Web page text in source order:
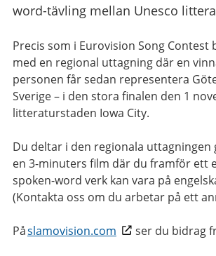
word-tävling mellan Unesco
Precis som i Eurovision Song Contest
med en regional uttagning där en
personen får sedan representera
Sverige – i den stora finalen den 1
litteraturstaden Iowa City.
Du deltar i den regionala uttagningen
en 3-minuters film där du framför ett
spoken-word verk kan vara på
(Kontakta oss om du arbetar på ett
Påslamovision.com ser du bidrag